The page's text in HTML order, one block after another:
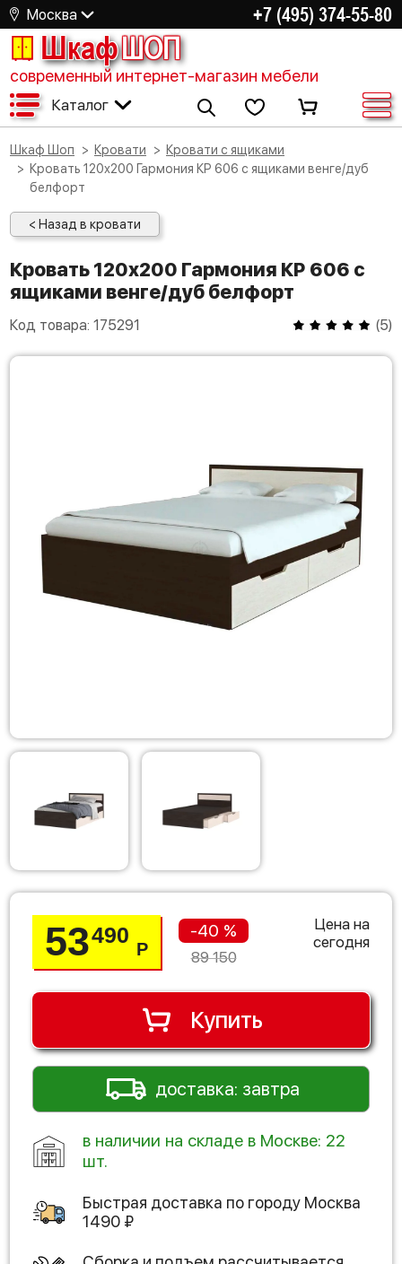
Москва +7 (495) 374-55-80
ШкафШОП
современный интернет-магазин мебели
Каталог
Шкаф Шоп Кровати
Кровати с ящиками
Кровать 120х200 Гармония КР 606 с ящиками венге/дуб
белфорт
< Назад в кровати
Кровать 120х200 Гармония КР 606 с
ящиками венге/дуб белфорт
Код товара: 175291 (5)
53490
Р
-40 %
89 150
Цена на
сегодня
Купить
доставка: завтра
в наличии на складе в Москве: 22
шт.
Быстрая доставка по городу Москва
1490 ₽